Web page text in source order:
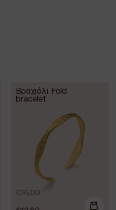
Βραχιόλι Fold
bracelet
€16,00